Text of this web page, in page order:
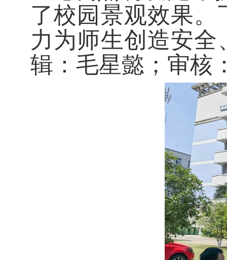
了校园景观效果
力为师生创造安
辑：毛星懿；审核